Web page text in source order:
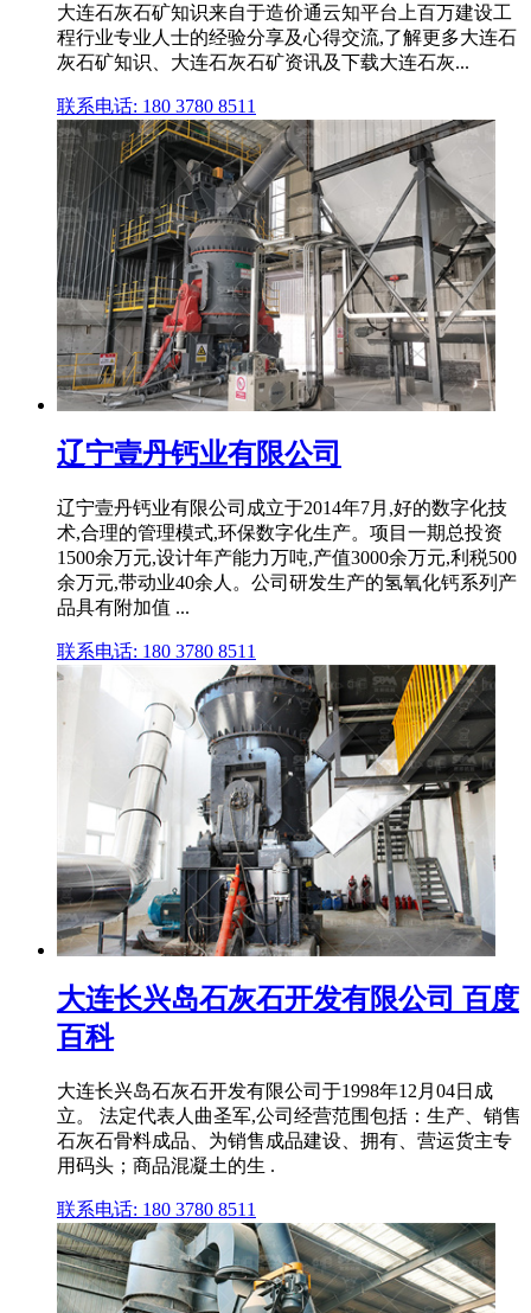
大连石灰石矿知识来自于造价通云知平台上百万建设工
程行业专业人士的经验分享及心得交流,了解更多大连石
灰石矿知识、大连石灰石矿资讯及下载大连石灰...
联系电话: 180 3780 8511
辽宁壹丹钙业有限公司
辽宁壹丹钙业有限公司成立于2014年7月,好的数字化技
术,合理的管理模式,环保数字化生产。项目一期总投资
1500余万元,设计年产能力万吨,产值3000余万元,利税500
余万元,带动业40余人。公司研发生产的氢氧化钙系列产
品具有附加值 ...
联系电话: 180 3780 8511
大连长兴岛石灰石开发有限公司 百度
百科
大连长兴岛石灰石开发有限公司于1998年12月04日成
立。 法定代表人曲圣军,公司经营范围包括：生产、销售
石灰石骨料成品、为销售成品建设、拥有、营运货主专
用码头；商品混凝土的生 .
联系电话: 180 3780 8511